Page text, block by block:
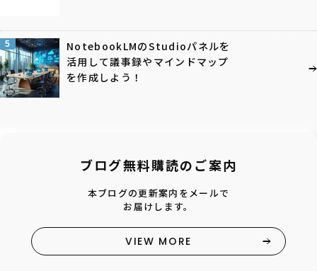
5
NotebookLMのStudioパネルを
活用して議事録やマインドマップ
を作成しよう！
ブログ無料購読のご案内
本ブログの更新案内をメールで
お届けします。
VIEW MORE